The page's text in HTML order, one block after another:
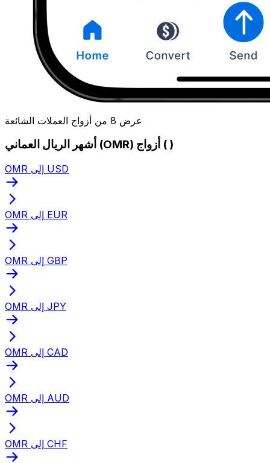
عرض 8 من أزواج العملات الشائعة
أشهر الريال العماني (OMR) أزواج ( )
OMR إلى USD
OMR إلى EUR
OMR إلى GBP
OMR إلى JPY
OMR إلى CAD
OMR إلى AUD
OMR إلى CHF